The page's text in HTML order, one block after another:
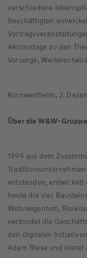
verschiedene
Beschäftigten
Aktionstage zu den
Vorsorge,
Kornwestheim, 2.
Über die W&W-Gruppe
1999 aus dem
entstanden,
heute die vier
Wohneigentum,
verbindet die
den digitalen
Adam Riese und bietet